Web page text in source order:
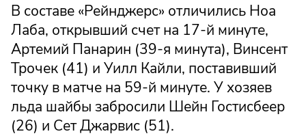
В составе «Рейнджерс» отличились Ноа
Лаба, открывший счет на 17-й минуте,
Артемий Панарин (39-я минута), Винсент
Трочек (41) и Уилл Кайли, поставивший
точку в матче на 59-й минуте. У хозяев
льда шайбы забросили Шейн Гостисбеер
(26) и Сет Джарвис (51).